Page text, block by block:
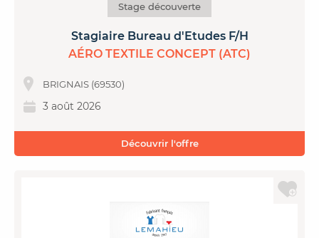
Stage découverte
Stagiaire Bureau d'Etudes F/H
AÉRO TEXTILE CONCEPT (ATC)
BRIGNAIS (69530)
3 août 2026
Découvrir l'offre